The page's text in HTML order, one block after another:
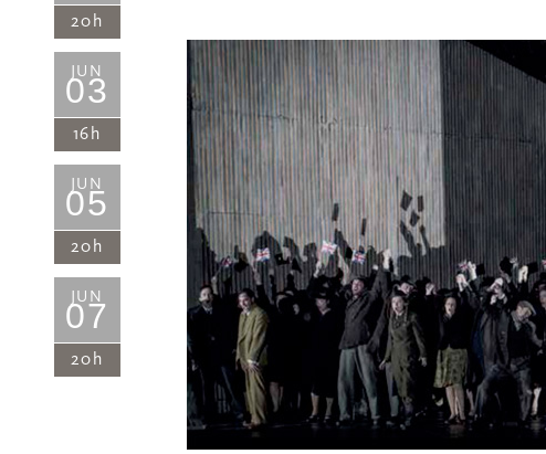
20h
JUN
03
16h
JUN
05
20h
JUN
07
20h